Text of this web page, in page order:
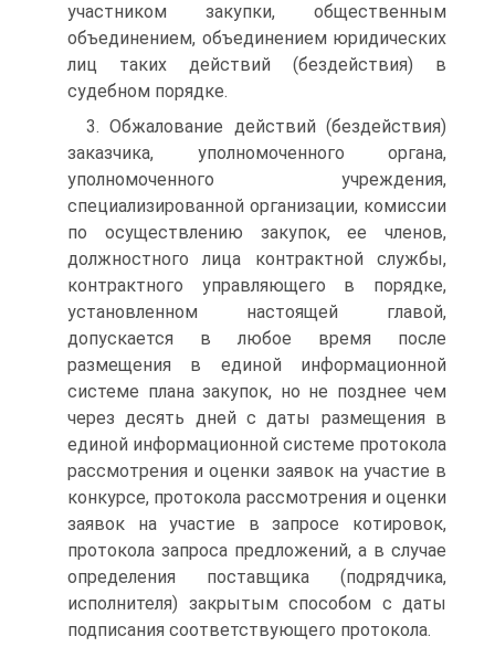
участником закупки, общественным
объединением, объединением юридических
лиц таких действий (бездействия) в
судебном порядке.
3. Обжалование действий (бездействия)
заказчика, уполномоченного органа,
уполномоченного учреждения,
специализированной организации, комиссии
по осуществлению закупок, ее членов,
должностного лица контрактной службы,
контрактного управляющего в порядке,
установленном настоящей главой,
допускается в любое время после
размещения в единой информационной
системе плана закупок, но не позднее чем
через десять дней с даты размещения в
единой информационной системе протокола
рассмотрения и оценки заявок на участие в
конкурсе, протокола рассмотрения и оценки
заявок на участие в запросе котировок,
протокола запроса предложений, а в случае
определения поставщика (подрядчика,
исполнителя) закрытым способом с даты
подписания соответствующего протокола.